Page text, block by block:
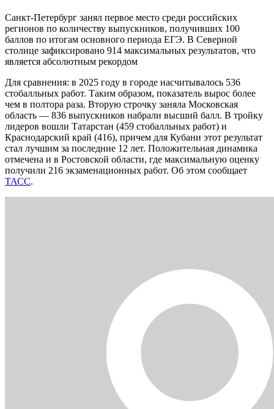
Санкт-Петербург занял первое место среди российских
регионов по количеству выпускников, получивших 100
баллов по итогам основного периода ЕГЭ. В Северной
столице зафиксировано 914 максимальных результатов, что
является абсолютным рекордом
Для сравнения: в 2025 году в городе насчитывалось 536
стобалльных работ. Таким образом, показатель вырос более
чем в полтора раза. Вторую строчку заняла Московская
область — 836 выпускников набрали высший балл. В тройку
лидеров вошли Татарстан (459 стобалльных работ) и
Краснодарский край (416), причем для Кубани этот результат
стал лучшим за последние 12 лет. Положительная динамика
отмечена и в Ростовской области, где максимальную оценку
получили 216 экзаменационных работ. Об этом сообщает
ТАСС.